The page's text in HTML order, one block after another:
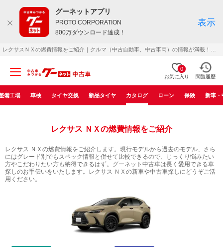
グーネットアプリ
PROTO CORPORATION
800万ダウンロード達成！
表示
0
お気に入り 閲覧履歴
備工場 車検 タイヤ交換 新品タイヤ カタログ ローン 保険 新車・
レクサス ＮＸの燃費情報をご紹介
レクサス ＮＸの燃費情報をご紹介します。現行モデルから過去のモデル、さら
にはグレード別でもスペック情報と併せて比較できるので、じっくり悩みたい
方やこだわりたい方も納得できるはず。グーネット中古車は長く愛用できる車
探しのお手伝いをいたします。レクサス ＮＸの新車や中古車探しにどうぞご活
用ください。